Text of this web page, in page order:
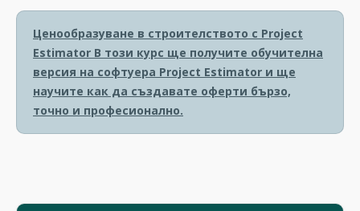
Ценообразуване в строителството с Project
Estimator В този курс ще получите обучителна
версия на софтуера Project Estimator и ще
научите как да създавате оферти бързо,
точно и професионално.